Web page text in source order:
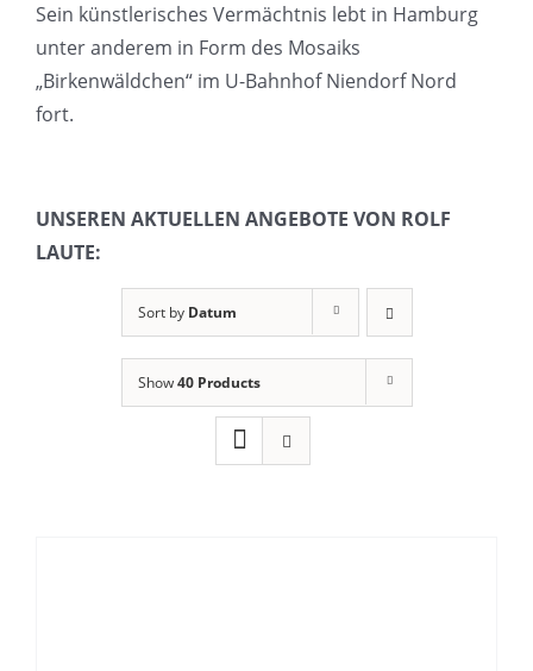
Sein künstlerisches Vermächtnis lebt in Hamburg
unter anderem in Form des Mosaiks
„Birkenwäldchen“ im U-Bahnhof Niendorf Nord
fort.
UNSEREN AKTUELLEN ANGEBOTE VON ROLF
LAUTE:
Sort by Datum
Show40 Products